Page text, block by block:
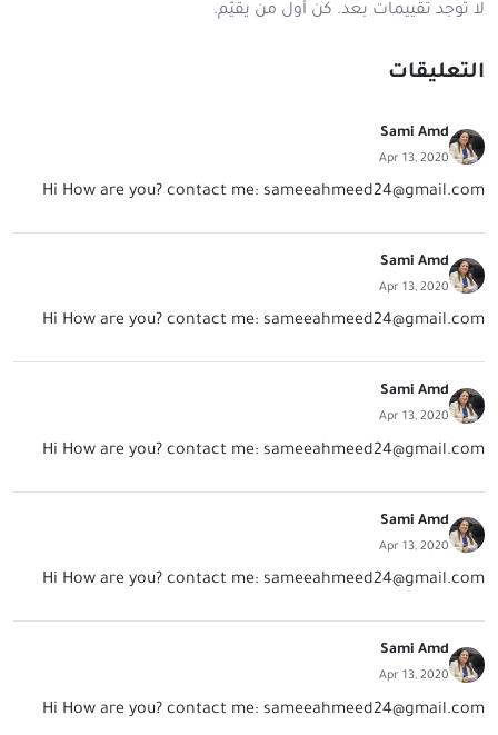
لا توجد تقييمات بعد. كن أول من يقيّم.
التعليقات
Sami Amd
Apr 13, 2020
Hi How are you? contact me: sameeahmeed24@gmail.com
Sami Amd
Apr 13, 2020
Hi How are you? contact me: sameeahmeed24@gmail.com
Sami Amd
Apr 13, 2020
Hi How are you? contact me: sameeahmeed24@gmail.com
Sami Amd
Apr 13, 2020
Hi How are you? contact me: sameeahmeed24@gmail.com
Sami Amd
Apr 13, 2020
Hi How are you? contact me: sameeahmeed24@gmail.com